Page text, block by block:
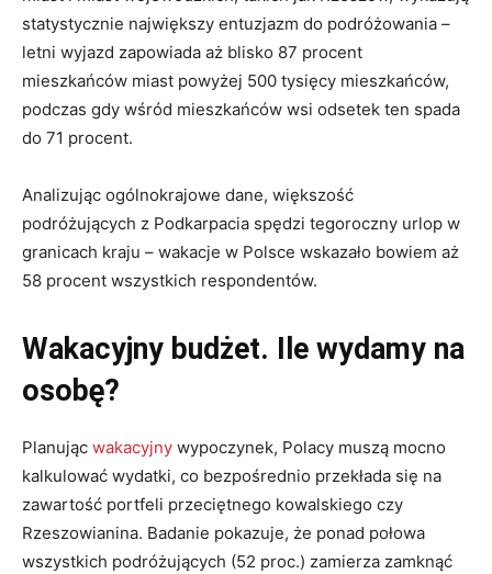
statystycznie największy entuzjazm do podróżowania –
letni wyjazd zapowiada aż blisko 87 procent
mieszkańców miast powyżej 500 tysięcy mieszkańców,
podczas gdy wśród mieszkańców wsi odsetek ten spada
do 71 procent.
Analizując ogólnokrajowe dane, większość
podróżujących z Podkarpacia spędzi tegoroczny urlop w
granicach kraju – wakacje w Polsce wskazało bowiem aż
58 procent wszystkich respondentów.
Wakacyjny budżet. Ile wydamy na
osobę?
Planując wakacyjny wypoczynek, Polacy muszą mocno
kalkulować wydatki, co bezpośrednio przekłada się na
zawartość portfeli przeciętnego kowalskiego czy
Rzeszowianina. Badanie pokazuje, że ponad połowa
wszystkich podróżujących (52 proc.) zamierza zamknąć